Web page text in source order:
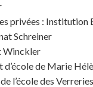
privées : Institution
Schreiner
Winckler
de Marie
l’école des Verreries